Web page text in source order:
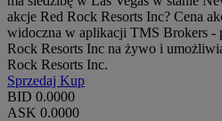
akcje Red Rock Resorts Inc? Cena
widoczna w aplikacji TMS Brokers -
Rock Resorts Inc na żywo i
Rock Resorts Inc.
Sprzedaj Kup
BID 0.0000
ASK 0.0000